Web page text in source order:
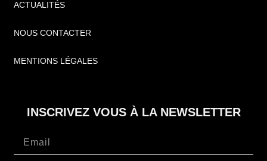
ACTUALITÉS
NOUS CONTACTER
MENTIONS LÉGALES
INSCRIVEZ VOUS À LA NEWSLETTER